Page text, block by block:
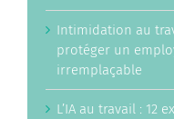
Intimidation au
protéger un
irremplaçable
L’IA au travail : 12